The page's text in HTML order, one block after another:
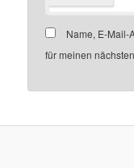
Name, E-Mail-
für meinen